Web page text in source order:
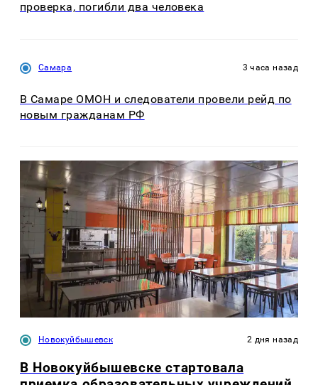
проверка, погибли два человека
Самара 3 часа назад
В Самаре ОМОН и следователи провели рейд по
новым гражданам РФ
Новокуйбышевск 2 дня назад
В Новокуйбышевске стартовала